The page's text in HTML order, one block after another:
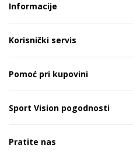
Informacije
Korisnički servis
Pomoć pri kupovini
Sport Vision pogodnosti
Pratite nas